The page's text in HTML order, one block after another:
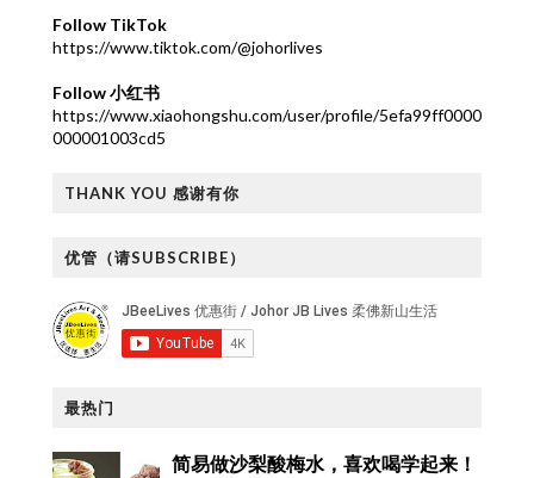
Follow TikTok
https://www.tiktok.com/@johorlives
Follow 小红书
https://www.xiaohongshu.com/user/profile/5efa99ff0000
000001003cd5
THANK YOU 感谢有你
优管（请SUBSCRIBE）
最热门
简易做沙梨酸梅水，喜欢喝学起来！